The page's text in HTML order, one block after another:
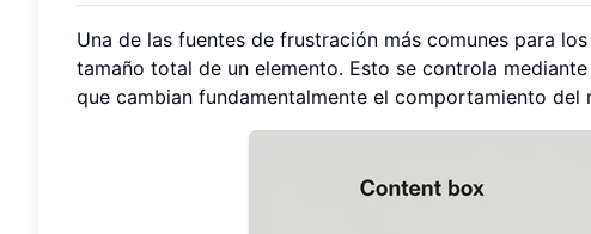
Una de las fuentes de frustración más comunes para
tamaño total de un elemento. Esto se controla
que cambian fundamentalmente el comportamiento del